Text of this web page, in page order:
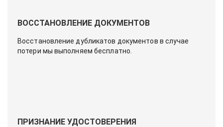
ВОССТАНОВЛЕНИЕ ДОКУМЕНТОВ
Восстановление дубликатов документов в случае
потери мы выполняем бесплатно.
ПРИЗНАНИЕ УДОСТОВЕРЕНИЯ